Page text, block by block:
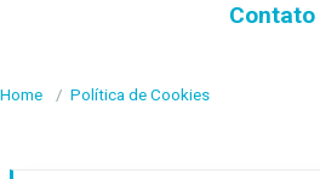
Contato
Home Política de Cookies